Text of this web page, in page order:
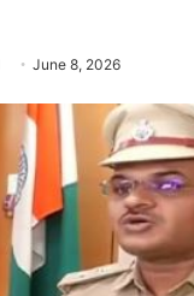
June 8, 2026